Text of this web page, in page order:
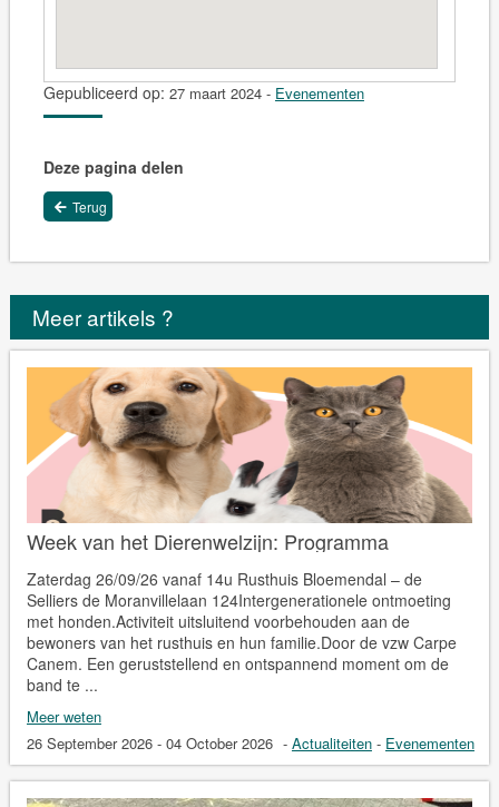
Gepubliceerd op: 27 maart 2024 - Evenementen
Deze pagina delen
Terug
Meer artikels ?
Week van het Dierenwelzijn: Programma
Zaterdag 26/09/26 vanaf 14u Rusthuis Bloemendal – de
Selliers de Moranvillelaan 124Intergenerationele ontmoeting
met honden.Activiteit uitsluitend voorbehouden aan de
bewoners van het rusthuis en hun familie.Door de vzw Carpe
Canem. Een geruststellend en ontspannend moment om de
band te ...
Meer weten
26 September 2026 - 04 October 2026 - Actualiteiten- Evenementen